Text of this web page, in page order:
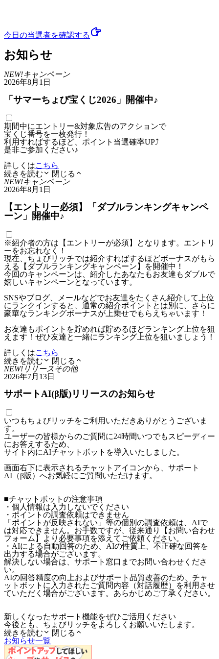
今日の当選者を確認する
お知らせ
NEW!キャンペーン
2026年8月1日
「サマーちょび宝くじ2026」開催中♪
期間中にエントリー&対象広告のアクションで
宝くじ番号を一枚発行！
利用すればするほど、ポイント当選確率UP⤴
是非ご参加ください♪
詳しくはこちら
続きを読む
閉じる
NEW!キャンペーン
2026年8月1日
【エントリー必須】「ダブルランキングキャンペ
ーン」開催中♪
※紹介者の方は【エントリーが必須】となります。エントリ
ーをお忘れなく！
現在、ちょびリッチでは紹介すればするほどボーナスがもら
える【ダブルランキングキャンペーン】を開催中！
今回のキャンペーンは、紹介したあなたもお友達もダブルで
嬉しいキャンペーンとなっています。
SNSやブログ、メールなどでお友達をたくさん紹介して上位
にランクインすると、通常の紹介ポイントとは別に、さらに
豪華なランキングボーナスが上乗せでもらえちゃいます！
お友達もポイントを貯めれば貯めるほどランキング上位を狙
えます！ぜひ友達と一緒にランキング上位を狙いましょう！
詳しくはこちら
続きを読む
閉じる
NEW! リリースその他
2026年7月13日
サポートAI(β版)リリースのお知らせ
いつもちょびリッチをご利用いただきありがとうございま
す。
ユーザーの皆様からのご質問に24時間いつでもスピーディー
にお答えするため、
サイト内にAIチャットボットを導入いたしました。
画面右下に表示されるチャットアイコンから、サポート
AI（β版）へお気軽にご質問いただけます。
■チャットボットの注意事項
・個人情報は入力しないでください
・ポイントの調査依頼はできません
「ポイントが反映されない」等の個別の調査依頼は、AIで
は対応できません。お手数ですが、従来通り【お問い合わせ
フォーム】より必要事項を添えてご依頼ください。
・AIによる自動回答のため、AIの性質上、不正確な回答を
出力する場合がございます。
解決しない場合は、サポート窓口までお問い合わせくださ
い。
AIの回答精度の向上およびサポート品質改善のため、チャ
ットボットに入力されたご質問内容（対話履歴）を利用させ
ていただく場合がございます。あらかじめご了承ください。
新しくなったサポート機能をぜひご活用ください
今後とも、ちょびリッチをよろしくお願いいたします。
続きを読む
閉じる
お知らせ一覧